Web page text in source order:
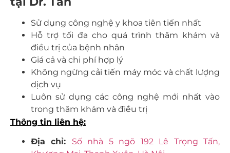
Sử dụng công nghệ y khoa tiên tiến nhất
Hỗ trợ tối đa cho quá trình thăm khám và
điều trị của bệnh nhân
Giá cả và chi phí hợp lý
Không ngừng cải tiến máy móc và chất lượng
dịch vụ
Luôn sử dụng các công nghệ mới nhất vào
trong thăm khám và điều trị
Thông tin liên hệ:
Địa chỉ: Số nhà 5 ngõ 192 Lê Trọng Tấn,